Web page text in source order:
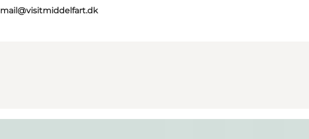
mail@visitmiddelfart.dk